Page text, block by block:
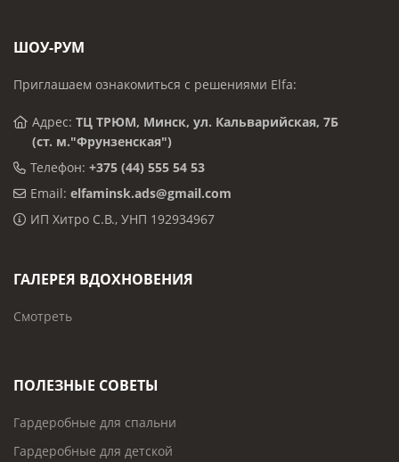
ШОУ-РУМ
Приглашаем ознакомиться с решениями Elfa:
Адрес: ТЦ ТРЮМ, Минск, ул. Кальварийская, 7Б
(ст. м."Фрунзенская")
Телефон: +375 (44) 555 54 53
Email: elfaminsk.ads@gmail.com
ИП Хитро С.В., УНП 192934967
ГАЛЕРЕЯ ВДОХНОВЕНИЯ
Смотреть
ПОЛЕЗНЫЕ СОВЕТЫ
Гардеробные для спальни
Гардеробные для детской